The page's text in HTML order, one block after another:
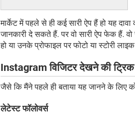
मार्केट में पहले से ही कई सारी ऐप हैं हो यह
जानकारी दे सकते हैं. पर वो सारी ऐप फेक हैं.
हो या उनके प्रोफाइल पर फोटो या स्टोरी
Instagram विजिटर देखने की ट्रिक
जैसे कि मैंने पहले ही बताया यह जानने के लिए
लेटेस्ट फॉलोवर्स